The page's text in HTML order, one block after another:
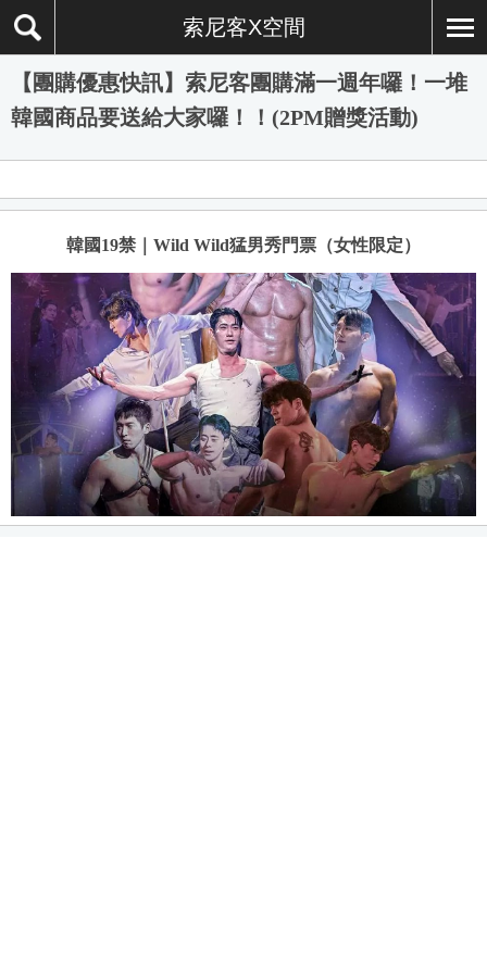
索尼客X空間
【團購優惠快訊】索尼客團購滿一週年囉！一堆
韓國商品要送給大家囉！！(2PM贈獎活動)
韓國19禁｜Wild Wild猛男秀門票（女性限定）